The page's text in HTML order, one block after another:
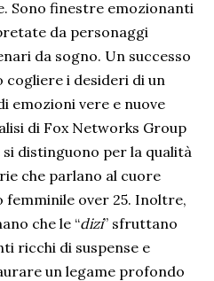
Sono finestre emozionanti
da personaggi
da sogno. Un successo
cogliere i desideri di un
emozioni vere e nuove
di Fox Networks Group
distinguono per la qualità
che parlano al cuore
over 25. Inoltre,
che le “dizi” sfruttano
ricchi di suspense e
un legame profondo